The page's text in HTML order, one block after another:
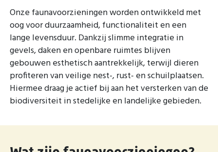
Onze faunavoorzieningen worden ontwikkeld met
oog voor duurzaamheid, functionaliteit en een
lange levensduur. Dankzij slimme integratie in
gevels, daken en openbare ruimtes blijven
gebouwen esthetisch aantrekkelijk, terwijl dieren
profiteren van veilige nest-, rust- en schuilplaatsen.
Hiermee draag je actief bij aan het versterken van de
biodiversiteit in stedelijke en landelijke gebieden.